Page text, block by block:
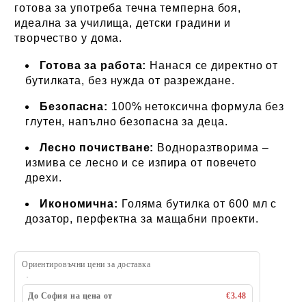
готова за употреба течна темперна боя,
идеална за училища, детски градини и
творчество у дома.
Готова за работа: Нанася се директно от
бутилката, без нужда от разреждане.
Безопасна: 100% нетоксична формула без
глутен, напълно безопасна за деца.
Лесно почистване: Водноразтворима –
измива се лесно и се изпира от повечето
дрехи.
Икономична: Голяма бутилка от 600 мл с
дозатор, перфектна за мащабни проекти.
Ориентировъчни цени за доставка
До София на цена от
€3.48